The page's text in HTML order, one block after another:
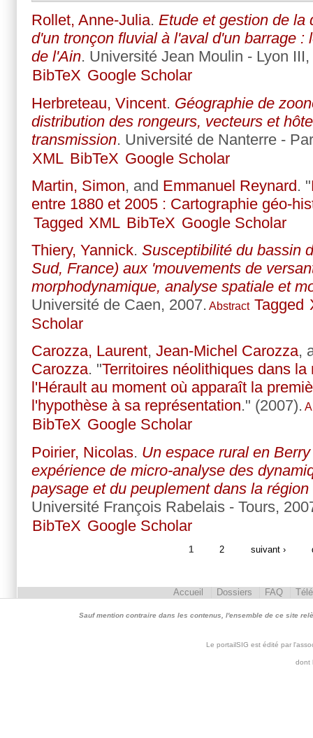
Rollet, Anne-Julia. Etude et gestion de la
d'un tronçon fluvial à l'aval d'un barrage :
de l'Ain. Université Jean Moulin - Lyon
BibTeX Google Scholar
Herbreteau, Vincent. Géographie de
distribution des rongeurs, vecteurs et
transmission. Université de Nanterre -
XML BibTeX Google Scholar
Martin, Simon, and Emmanuel Reynard. "
entre 1880 et 2005 : Cartographie géo-
Tagged XML BibTeX Google Scholar
Thiery, Yannick. Susceptibilité du bassin
Sud, France) aux 'mouvements de
morphodynamique, analyse spatiale et
Université de Caen, 2007. Abstract Tagged
Scholar
Carozza, Laurent, Jean-Michel Carozza,
Carozza. "Territoires néolithiques dans
l'Hérault au moment où apparaît la
l'hypothèse à sa représentation." (2007).
BibTeX Google Scholar
Poirier, Nicolas. Un espace rural en
expérience de micro-analyse des
paysage et du peuplement dans la
Université François Rabelais - Tours,
BibTeX Google Scholar
1 2 suivant ›
Accueil Dossiers FAQ
Sauf mention contraire dans les contenus, l'ensemble de ce site
Le portailSIG est édité par
dont